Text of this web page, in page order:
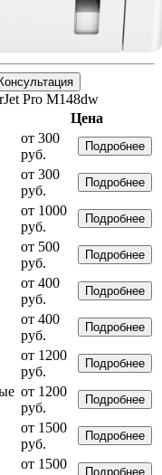
Консультация
Pro M148dw
Цена
от 300
руб.
Подробнее
от 300
руб.
Подробнее
от 1000
руб.
Подробнее
от 500
руб.
Подробнее
от 400
руб.
Подробнее
от 400
руб.
Подробнее
от 1200
руб.
Подробнее
от 1200
руб.
Подробнее
от 1500
руб.
Подробнее
от 1500
Подробнее